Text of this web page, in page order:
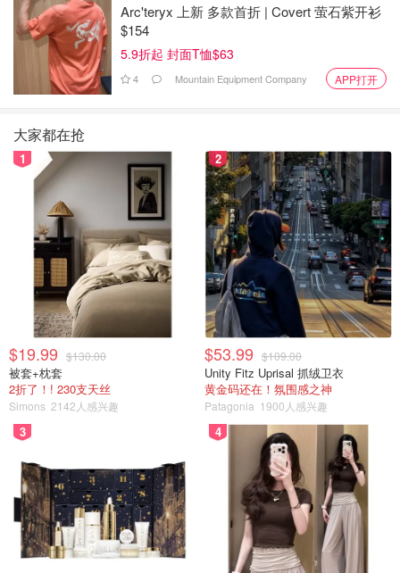
冰淇淋蛋糕🍰， 这个商店里有的卖， 摆一下盘子， 会不
会更加吸引你呢……？
Arc'teryx 上新 多款首折 | Covert 萤石紫开衫
$154
5.9折起 封面T恤$63
4 Mountain Equipment Company APP打开
大家都在抢
1
$19.99 $130.00
被套+枕套
2折了！! 230支天丝
Simons 2142人感兴趣
2
$53.99 $109.00
Unity Fitz Uprisal 抓绒卫衣
黄金码还在！氛围感之神
Patagonia 1900人感兴趣
3 4